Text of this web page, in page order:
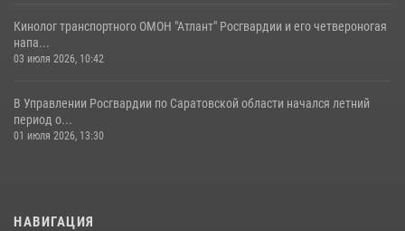
Кинолог транспортного ОМОН "Атлант" Росгвардии и его четвероногая
напа...
03 июля 2026, 10:42
В Управлении Росгвардии по Саратовской области начался летний
период о...
01 июля 2026, 13:30
НАВИГАЦИЯ